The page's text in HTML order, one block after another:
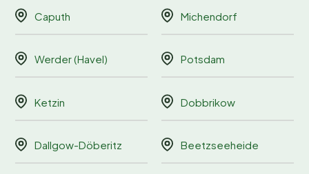
Caputh Michendorf
Werder (Havel) Potsdam
Ketzin Dobbrikow
Dallgow-Döberitz Beetzseeheide